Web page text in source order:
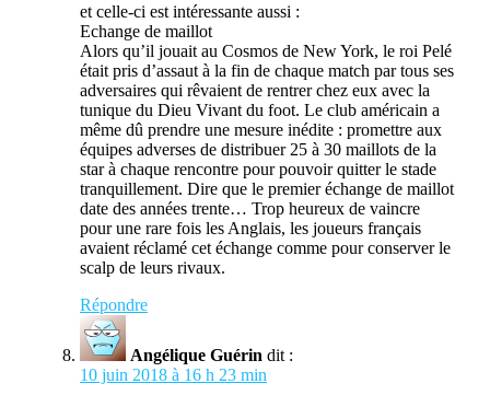
et celle-ci est intéressante aussi :
Echange de maillot
Alors qu’il jouait au Cosmos de New York, le roi Pelé
était pris d’assaut à la fin de chaque match par tous ses
adversaires qui rêvaient de rentrer chez eux avec la
tunique du Dieu Vivant du foot. Le club américain a
même dû prendre une mesure inédite : promettre aux
équipes adverses de distribuer 25 à 30 maillots de la
star à chaque rencontre pour pouvoir quitter le stade
tranquillement. Dire que le premier échange de maillot
date des années trente… Trop heureux de vaincre
pour une rare fois les Anglais, les joueurs français
avaient réclamé cet échange comme pour conserver le
scalp de leurs rivaux.
Répondre
Angélique Guérin dit :
10 juin 2018 à 16 h 23 min